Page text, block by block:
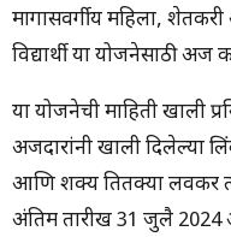
मागासवर्गीय महिला,
विद्यार्थी या योजनेसाठी
या योजनेची माहिती खाली
अर्जदारांनी खाली दिलेल्या
आणि शक्य तितक्या लवकर
अंतिम तारीख 31 जुलै